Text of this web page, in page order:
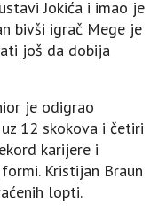
Jokića i imao je
bivši igrač Mege je
još da dobija
je odigrao
12 skokova i četiri
karijere i
Kristijan Braun
lopti.